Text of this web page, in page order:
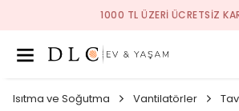
1000 TL ÜZERI ÜCRETSIZ
Isıtma ve Soğutma Vantilatörler